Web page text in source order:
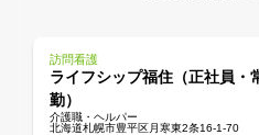
訪問看護
ライフシップ福住（正社員・
勤）
介護職・ヘルパー
北海道札幌市豊平区月寒東2条16-1-70